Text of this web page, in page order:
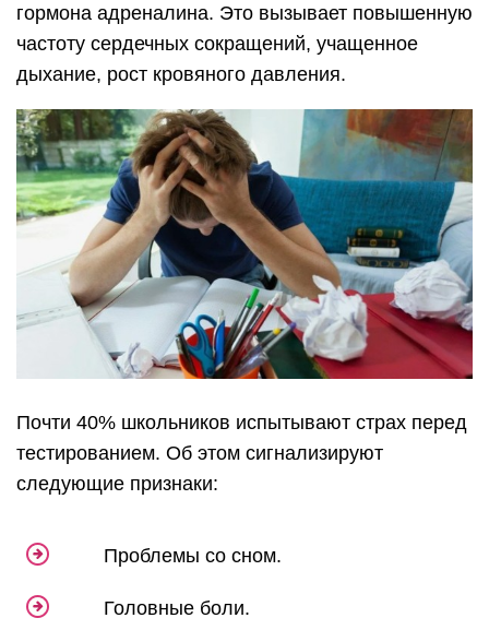
гормона адреналина. Это вызывает повышенную
частоту сердечных сокращений, учащенное
дыхание, рост кровяного давления.
Почти 40% школьников испытывают страх перед
тестированием. Об этом сигнализируют
следующие признаки:
Проблемы со сном.
Головные боли.